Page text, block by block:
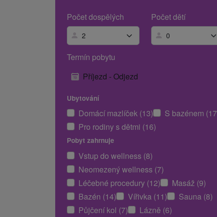
Počet dospělých
Počet dětí
Termín pobytu
Příjezd - Odjezd
Ubytování
Domácí mazlíček (13)
S bazénem
Pro rodiny s dětmi (16)
Pobyt zahrnuje
Vstup do wellness (8)
Neomezený wellness (7)
Léčebné procedury (12)
Masáž (9)
Bazén (14)
Vířivka (11)
Sauna (8)
Půjčení kol (7)
Lázně (6)